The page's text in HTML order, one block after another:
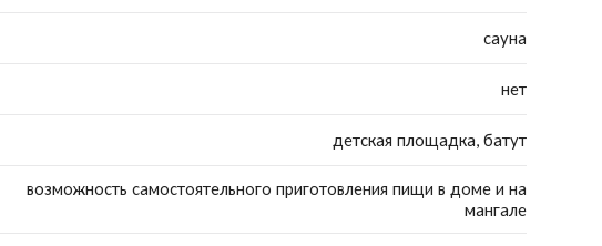
сауна
нет
детская площадка, батут
возможность самостоятельного приготовления пищи в доме и на
мангале